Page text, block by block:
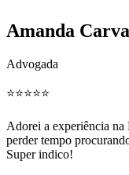
Amanda
Advogada
⭐️⭐️⭐️⭐️⭐️
Adorei a experiência na
perder tempo
Super indico!